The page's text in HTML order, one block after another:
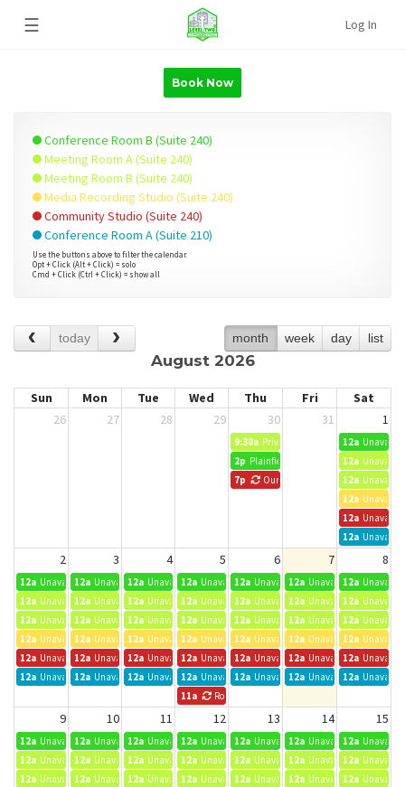
☰ Log In
Book Now
Conference Room B (Suite 240)
Meeting Room A (Suite 240)
Meeting Room B (Suite 240)
Media Recording Studio (Suite 240)
Community Studio (Suite 240)
Conference Room A (Suite 210)
Use the buttons above to filter the calendar.
Opt + Click (Alt + Click) = solo
Cmd + Click (Ctrl + Click) = show all
today month week day list
August 2026
Sun Mon Tue Wed Thu Fri
Sat
26
27 28 29 30 31 1
9:30a Private Event 12a
2p Plainfield Chick-fil-A 12a
7p
Our Father's House Young Adults
12a
12a
12a
12a
2 3 4 5 6 7 8
12a Unavailable
12a Unavailable
12a Unavailable
12a Unavailable
12a Unavailable
12a Unavailable
12a
12a Unavailable
12a Unavailable
12a Unavailable
12a Unavailable
12a Unavailable
12a Unavailable
12a
12a Unavailable
12a Unavailable
12a Unavailable
12a Unavailable
12a Unavailable
12a Unavailable
12a
12a Unavailable
12a Unavailable
12a Unavailable
12a Unavailable
12a Unavailable
12a Unavailable
12a
12a Unavailable
12a Unavailable
12a Unavailable
12a Unavailable
12a Unavailable
12a Unavailable
12a
12a Unavailable
12a Unavailable
12a Unavailable
12a Unavailable
12a Unavailable
12a Unavailable
12a
11a
Rotary Speaker Series - See Events for Details
9 10 11 12 13 14 15
12a Unavailable
12a Unavailable
12a Unavailable
12a Unavailable
12a Unavailable
12a Unavailable
12a
12a Unavailable
12a Unavailable
12a Unavailable
12a Unavailable
12a Unavailable
12a Unavailable
12a
12a Unavailable
12a Unavailable
12a Unavailable
12a Unavailable
12a Unavailable
12a Unavailable
12a